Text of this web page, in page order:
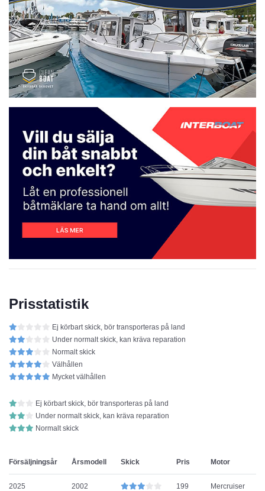
Prisstatistik
Ej körbart skick, bör transporteras på land
Under normalt skick, kan kräva reparation
Normalt skick
Välhållen
Mycket välhållen
Ej körbart skick, bör transporteras på land
Under normalt skick, kan kräva reparation
Normalt skick
Försäljningsår Årsmodell Skick Pris Motor
2025 2002 199 Mercruiser